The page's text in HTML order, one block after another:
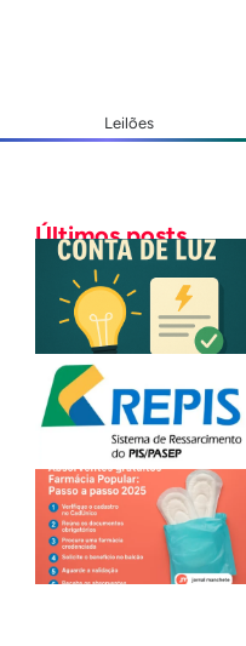
Leilões
Últimos posts